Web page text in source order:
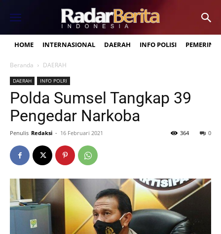
HOME INTERNASIONAL DAERAH INFO POLISI
Beranda DAERAH
DAERAH INFO POLRI
Polda Sumsel Tangkap 39
Pengedar Narkoba
Penulis Redaksi - 16 Februari 2021 0
364